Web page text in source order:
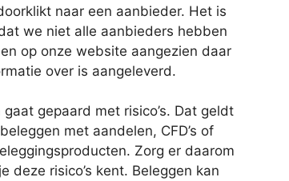
naar een aanbieder. Het is
we niet alle aanbieders hebben
op onze website aangezien daar
over is aangeleverd.
gaat gepaard met risico’s. Dat geldt
met aandelen, CFD’s of
Zorg er daarom
deze risico’s kent. Beleggen kan